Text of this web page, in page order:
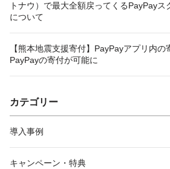
トナウ）で最大全額戻ってくるPayPay
について
【熊本地震支援寄付】PayPayアプリ内の
PayPayの寄付が可能に
カテゴリー
導入事例
キャンペーン・特典